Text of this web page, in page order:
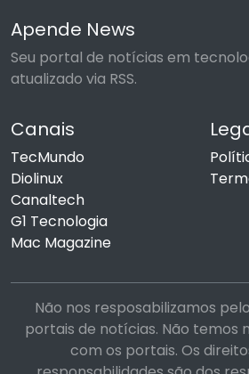
Apende News
Seu portal de notícias em
atualizado via RSS.
Canais
TecMundo
Diolinux
Canaltech
G1 Tecnologia
Mac Magazine
Não nos resposabilizamos
portais de notícias. Não temos
com os portais. Os